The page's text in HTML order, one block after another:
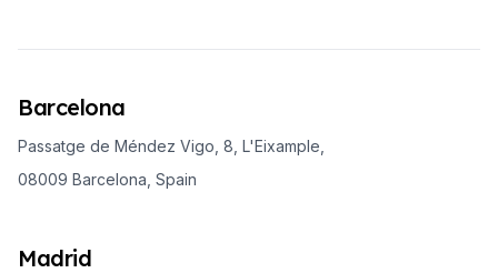
Barcelona
Passatge de Méndez Vigo, 8, L'Eixample,
08009 Barcelona, Spain
Madrid